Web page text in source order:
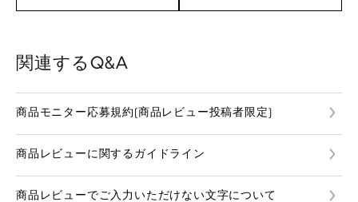
関連するQ&A
商品モニター応募規約(商品レビュー投稿者限定)
商品レビューに関するガイドライン
商品レビューでご入力いただけない文字について